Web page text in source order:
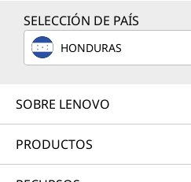
Servicios de
ayudaremos a simplificar
Más información
SELECCIÓN DE PAÍS
HONDURAS
SOBRE LENOVO
PRODUCTOS